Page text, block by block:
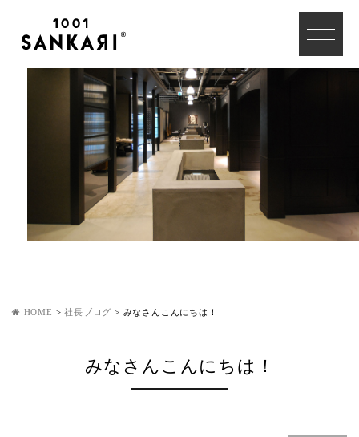
HOME >社長ブログ > みなさんこんにちは！
みなさんこんにちは！